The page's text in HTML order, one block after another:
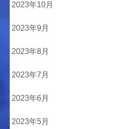
2023年10月
2023年9月
2023年8月
2023年7月
2023年6月
2023年5月